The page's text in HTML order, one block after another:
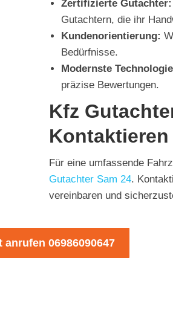
Zertifizierte Gutachter:
Gutachtern, die ihr
Kundenorientierung:
Bedürfnisse.
Modernste
präzise Bewertungen.
Kfz
Für eine umfassende
Gutachter Sam 24.
vereinbaren und
anrufen 06986090647